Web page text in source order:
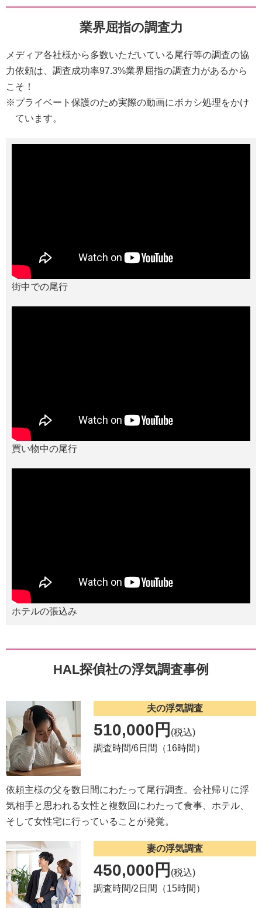
業界屈指の調査力
メディア各社様から多数いただいている尾行等の調査の協
力依頼は、調査成功率97.3%業界屈指の調査力があるから
こそ！
※プライベート保護のため実際の動画にボカシ処理をかけ
ています。
街中での尾行
買い物中の尾行
ホテルの張込み
HAL探偵社の浮気調査事例
夫の浮気調査
510,000円 (税込)
調査時間/6日間（16時間）
依頼主様の父を数日間にわたって尾行調査。会社帰りに浮
気相手と思われる女性と複数回にわたって食事、ホテル、
そして女性宅に行っていることが発覚。
妻の浮気調査
450,000円 (税込)
調査時間/2日間（15時間）